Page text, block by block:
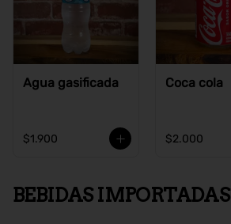
Agua gasificada
$1.900
Coca cola
$2.000
BEBIDAS IMPORTADAS